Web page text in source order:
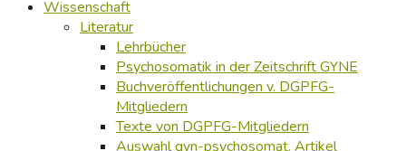
Wissenschaft
Literatur
Lehrbücher
Psychosomatik in der Zeitschrift GYNE
Buchveröffentlichungen v. DGPFG-
Mitgliedern
Texte von DGPFG-Mitgliedern
Auswahl gyn-psychosomat. Artikel